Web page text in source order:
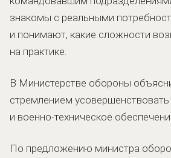
знакомы с реальными
и понимают, какие сложности
на практике.
В Министерстве обороны
стремлением
и военно-техническое
По предложению министра